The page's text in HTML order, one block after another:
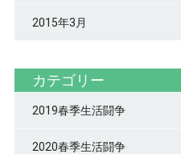
2015年3月
カテゴリー
2019春季生活闘争
2020春季生活闘争